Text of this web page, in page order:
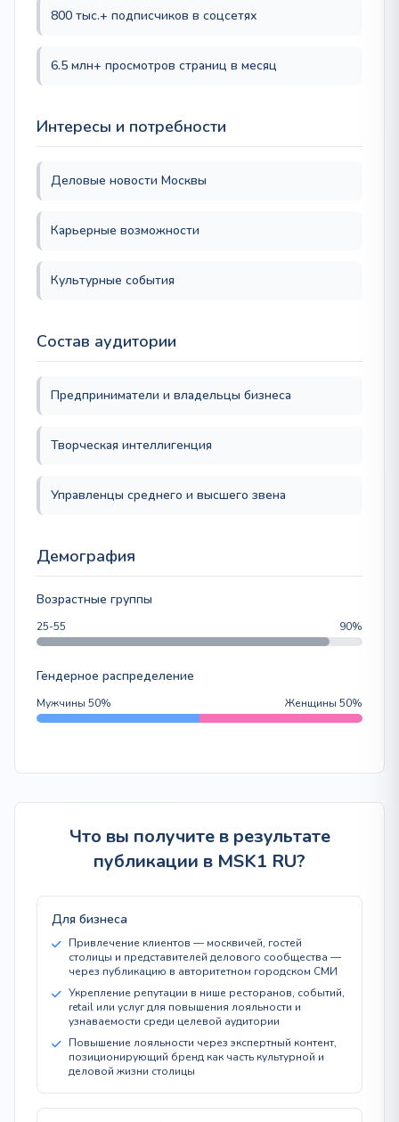
800 тыс.+ подписчиков в соцсетях
6.5 млн+ просмотров страниц в месяц
Интересы и потребности
Деловые новости Москвы
Карьерные возможности
Культурные события
Состав аудитории
Предприниматели и владельцы бизнеса
Творческая интеллигенция
Управленцы среднего и высшего звена
Демография
Возрастные группы
25-55 90%
Гендерное распределение
Мужчины 50% Женщины 50%
Что вы получите в результате
публикации в MSK1 RU?
Для бизнеса
Привлечение клиентов — москвичей, гостей
столицы и представителей делового сообщества —
через публикацию в авторитетном городском СМИ
Укрепление репутации в нише ресторанов, событий,
retail или услуг для повышения лояльности и
узнаваемости среди целевой аудитории
Повышение лояльности через экспертный контент,
позиционирующий бренд как часть культурной и
деловой жизни столицы